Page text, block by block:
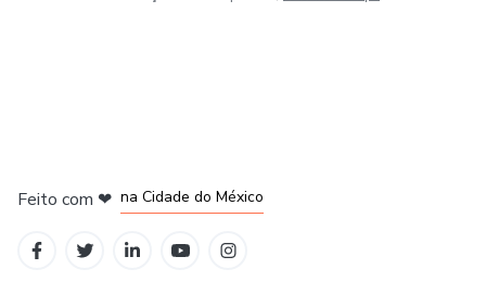
Feito com ❤ na Cidade do México